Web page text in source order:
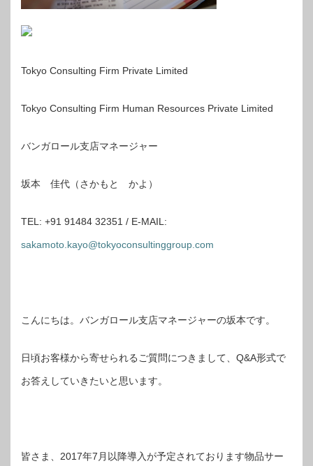
Tokyo Consulting Firm Private Limited
Tokyo Consulting Firm Human Resources Private Limited
バンガロール支店マネージャー
坂本 佳代（さかもと かよ）
TEL: +91 91484 32351 / E-MAIL:
sakamoto.kayo@tokyoconsultinggroup.com
こんにちは。バンガロール支店マネージャーの坂本です。
日頃お客様から寄せられるご質問につきまして、Q&A形式で
お答えしていきたいと思います。
皆さま、2017年7月以降導入が予定されております物品サー